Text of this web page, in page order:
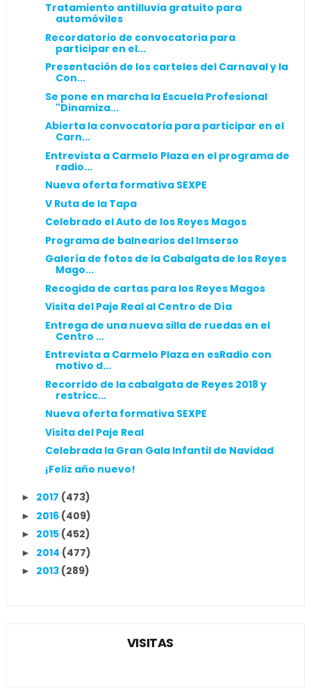
Tratamiento antilluvia gratuito para
automóviles
Recordatorio de convocatoria para
participar en el...
Presentación de los carteles del Carnaval y la
Con...
Se pone en marcha la Escuela Profesional
"Dinamiza...
Abierta la convocatoria para participar en el
Carn...
Entrevista a Carmelo Plaza en el programa de
radio...
Nueva oferta formativa SEXPE
V Ruta de la Tapa
Celebrado el Auto de los Reyes Magos
Programa de balnearios del Imserso
Galería de fotos de la Cabalgata de los Reyes
Mago...
Recogida de cartas para los Reyes Magos
Visita del Paje Real al Centro de Día
Entrega de una nueva silla de ruedas en el
Centro ...
Entrevista a Carmelo Plaza en esRadio con
motivo d...
Recorrido de la cabalgata de Reyes 2018 y
restricc...
Nueva oferta formativa SEXPE
Visita del Paje Real
Celebrada la Gran Gala Infantil de Navidad
¡Feliz año nuevo!
► 2017 (473)
► 2016 (409)
► 2015 (452)
► 2014 (477)
► 2013 (289)
VISITAS